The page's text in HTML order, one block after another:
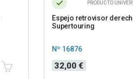
PRODUCTO
Espejo retrovisor
Supertouring
Nº 16876
Precio
32,00 €